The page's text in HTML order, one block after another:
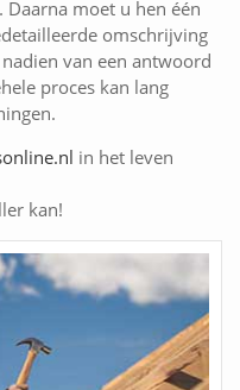
moet u hen één
omschrijving
van een antwoord
proces kan lang
in het leven
kan!